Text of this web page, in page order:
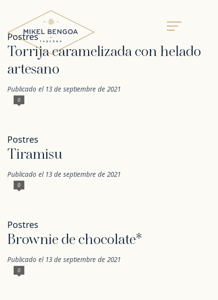
Postres
Torrija caramelizada con helado
artesano
Publicado el 13 de septiembre de 2021
0
Postres
Tiramisu
Publicado el 13 de septiembre de 2021
0
Postres
Brownie de chocolate*
Publicado el 13 de septiembre de 2021
0